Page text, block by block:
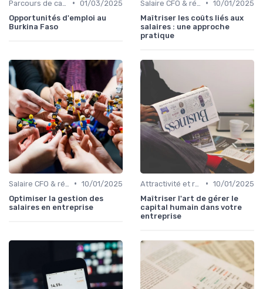
• 01/03/2025
Opportunités d'emploi au
Burkina Faso
• 10/01/2025
Maîtriser les coûts liés aux
salaires : une approche
pratique
• 10/01/2025
Optimiser la gestion des
salaires en entreprise
• 10/01/2025
Maîtriser l'art de gérer le
capital humain dans votre
entreprise